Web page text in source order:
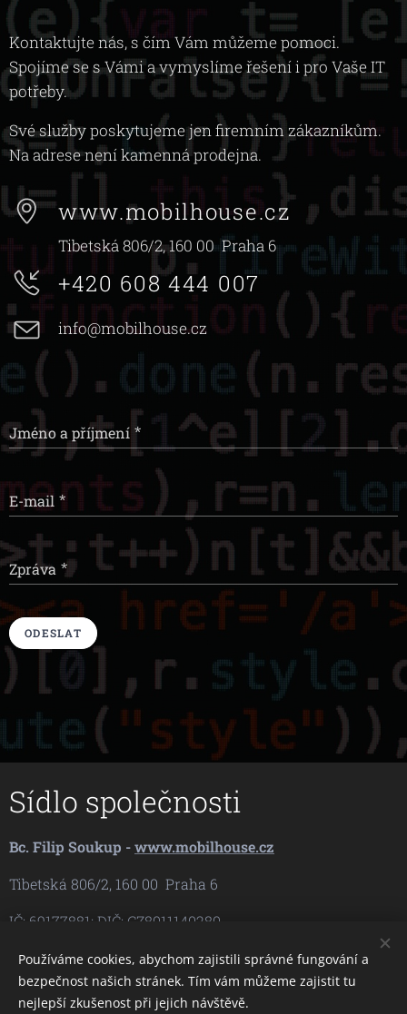
Kontaktujte nás, s čím Vám můžeme pomoci.
Spojíme se s Vámi a vymyslíme řešení i pro Vaše IT
potřeby.
Své služby poskytujeme jen firemním zákazníkům.
Na adrese není kamenná prodejna.
www.mobilhouse.cz
Tibetská 806/2, 160 00 Praha 6
+420 608 444 007
info@mobilhouse.cz
Jméno a příjmení
E-mail
Zpráva
ODESLAT
Sídlo společnosti
Bc. Filip Soukup -www.mobilhouse.cz
Tibetská 806/2, 160 00 Praha 6
IČ: 69177881; DIČ: CZ8011140280
Bankovní spojení: 444007/5500
Telefon:+420 608 444 007 E-mail:
Používáme cookies, abychom zajistili správné fungování a
bezpečnost našich stránek. Tím vám můžeme zajistit tu
nejlepší zkušenost při jejich návštěvě.